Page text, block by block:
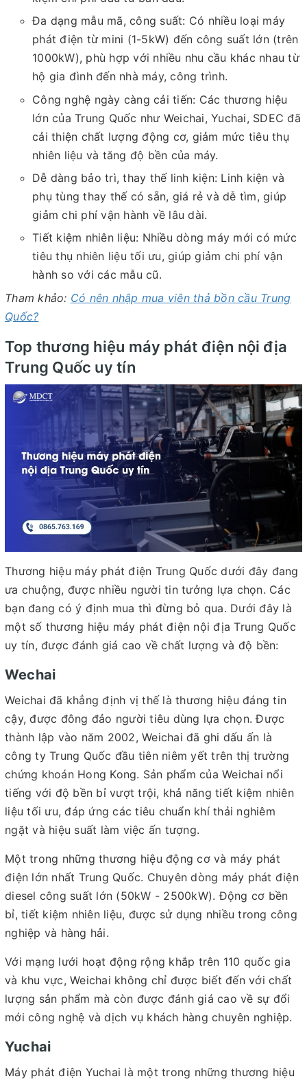
Đa dạng mẫu mã, công suất: Có nhiều loại máy
phát điện từ mini (1-5kW) đến công suất lớn (trên
1000kW), phù hợp với nhiều nhu cầu khác nhau từ
hộ gia đình đến nhà máy, công trình.
Công nghệ ngày càng cải tiến: Các thương hiệu
lớn của Trung Quốc như Weichai, Yuchai, SDEC đã
cải thiện chất lượng động cơ, giảm mức tiêu thụ
nhiên liệu và tăng độ bền của máy.
Dễ dàng bảo trì, thay thế linh kiện: Linh kiện và
phụ tùng thay thế có sẵn, giá rẻ và dễ tìm, giúp
giảm chi phí vận hành về lâu dài.
Tiết kiệm nhiên liệu: Nhiều dòng máy mới có mức
tiêu thụ nhiên liệu tối ưu, giúp giảm chi phí vận
hành so với các mẫu cũ.
Tham khảo: Có nên nhập mua viên thả bồn cầu Trung
Quốc?
Top thương hiệu máy phát điện nội địa
Trung Quốc uy tín
Thương hiệu máy phát điện Trung Quốc dưới đây đang
ưa chuộng, được nhiều người tin tưởng lựa chọn. Các
bạn đang có ý định mua thì đừng bỏ qua. Dưới đây là
một số thương hiệu máy phát điện nội địa Trung Quốc
uy tín, được đánh giá cao về chất lượng và độ bền:
Wechai
Weichai đã khẳng định vị thế là thương hiệu đáng tin
cậy, được đông đảo người tiêu dùng lựa chọn. Được
thành lập vào năm 2002, Weichai đã ghi dấu ấn là
công ty Trung Quốc đầu tiên niêm yết trên thị trường
chứng khoán Hong Kong. Sản phẩm của Weichai nổi
tiếng với độ bền bỉ vượt trội, khả năng tiết kiệm nhiên
liệu tối ưu, đáp ứng các tiêu chuẩn khí thải nghiêm
ngặt và hiệu suất làm việc ấn tượng.
Một trong những thương hiệu động cơ và máy phát
điện lớn nhất Trung Quốc. Chuyên dòng máy phát điện
diesel công suất lớn (50kW - 2500kW). Động cơ bền
bỉ, tiết kiệm nhiên liệu, được sử dụng nhiều trong công
nghiệp và hàng hải.
Với mạng lưới hoạt động rộng khắp trên 110 quốc gia
và khu vực, Weichai không chỉ được biết đến với chất
lượng sản phẩm mà còn được đánh giá cao về sự đổi
mới công nghệ và dịch vụ khách hàng chuyên nghiệp.
Yuchai
Máy phát điện Yuchai là một trong những thương hiệu